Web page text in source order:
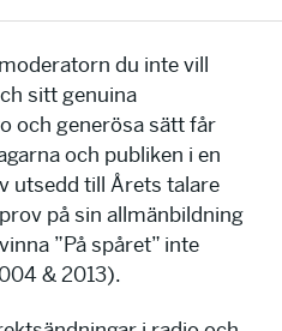
du inte vill
sitt genuina
och generösa sätt får
och publiken i en
utsedd till Årets talare
på sin allmänbildning
”På spåret” inte
& 2013).